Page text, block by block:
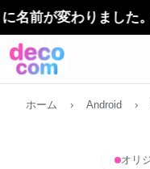
りました。サービ
ホーム › Android ›
オリ